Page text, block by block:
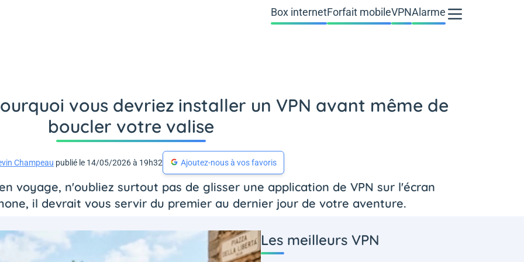
Box internetForfait mobileVPNAlarme
vous devriez installer un VPN avant même de
boucler votre valise
Champeau publié le 14/05/2026 à 19h32 Ajoutez-nous à vos favoris
voyage, n'oubliez surtout pas de glisser une application de VPN sur l'écran
il devrait vous servir du premier au dernier jour de votre aventure.
Les meilleurs VPN